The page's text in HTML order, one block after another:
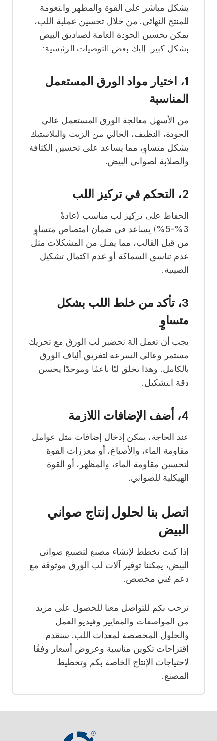
بشكل مباشر على القوة والمظهر والنعومة
للمنتج النهائي. من خلال تحسين عملية اللب،
يمكن تحسين الجودة العامة لصناديق البيض
بشكل كبير. إليك بعض التوصيات الرئيسية:
1، اختيار مواد الورق المستعمل
المناسبة
من الأسهل معالجة الورق المستعمل عالي
الجودة، النظيف، الخالي من الزيت والبلاستيك
بشكل متساوٍ، مما يساعد على تحسين الكثافة
والصلابة لصواني البيض.
2، التحكم في تركيز اللب
الحفاظ على تركيز لب مناسب (عادةً
3%-5%) يساعد في ضمان امتصاص متساوٍ
من قبل القالب، مما يقلل من المشكلات مثل
عدم تناسق السماكة أو عدم اكتمال تشكيل
الصينية.
3، تأكد من خلط اللب بشكل
متساوٍ
يجب أن تعمل آلة تحضير لب الورق مع تحريك
مستمر وعالي السرعة لتفريق ألياف الورق
بالكامل. وهذا يخلق لبًا ناعمًا وموحدًا يحسن
دقة التشكيل.
4، أضف الإضافات اللازمة
عند الحاجة، يمكن إدخال إضافات مثل عوامل
مقاومة الماء، والأصباغ، أو معززات القوة
لتحسين مقاومة الماء، والمظهر، أو القوة
الهيكلية للصواني.
اتصل بنا لحلول إنتاج صواني
البيض
إذا كنت تخطط لإنشاء مصنع لتصنيع صواني
البيض، يمكننا توفير آلات لب الورق موثوقة مع
دعم فني مخصص.
نرحب بكم للتواصل معنا للحصول على مزيد
من المواصفات والمعايير وفيديو العمل
والحلول المخصصة لمعدات اللب. سنقدم
اقتراحات تكوين مناسبة وعروض أسعار وفقًا
لاحتياجات الإنتاج الخاصة بكم وتخطيط
المصنع.